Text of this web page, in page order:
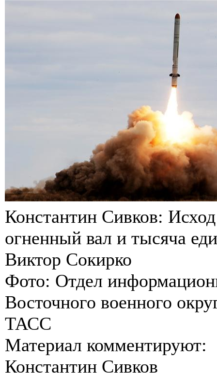
Константин Сивков:
огненный вал и тысяча
Виктор Сокирко
Фото: Отдел
Восточного военного
ТАСС
Материал комментируют:
Константин Сивков